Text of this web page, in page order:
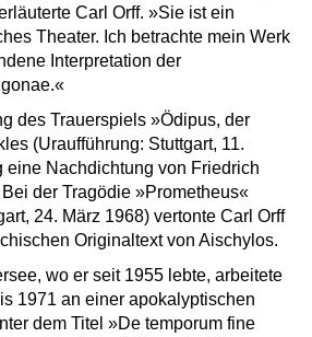
Carl Orff. »Sie ist ein
Theater. Ich betrachte mein Werk
Interpretation der
des Trauerspiels »Ödipus, der
(Uraufführung: Stuttgart, 11.
eine Nachdichtung von Friedrich
der Tragödie »Prometheus«
24. März 1968) vertonte Carl Orff
Originaltext von Aischylos.
wo er seit 1955 lebte, arbeitete
1971 an einer apokalyptischen
dem Titel »De temporum fine